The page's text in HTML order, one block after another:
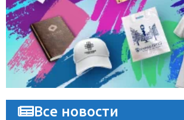
Все новости